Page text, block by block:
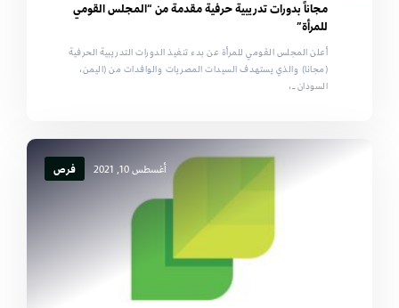
مجاناً بدورات تدريبية حرفية مقدمة من “المجلس القومي
للمرأة”
أعلن المجلس القومي للمرأة عن بدء تنفيذ الدورات التدريبية الحرفية
(مجانا) والذي يستهدف السيدات المصريات والوافدات من (اليمن،
السودان ـ،
أغسطس 10, 2021 فرص